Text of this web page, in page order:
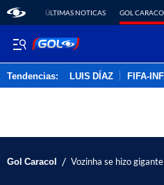
ÚLTIMAS NOTICAS GOL
Tendencias: LUIS DÍAZ FIFA-
Gol Caracol / Vozinha se hizo